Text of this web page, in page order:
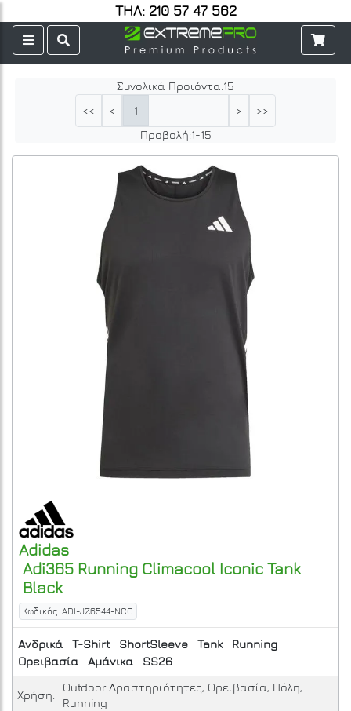
ΤΗΛ: 210 57 47 562
Συνολικά Προιόντα:15
<<
< 1 >
>>
Προβολή:1-15
Adidas
Adi365 Running Climacool Iconic Tank
Black
Κωδικός: ADI-JZ6544-NCC
Ανδρικά T-Shirt ShortSleeve Tank
Running
Ορειβασία
Αμάνικα SS26
Χρήση:
Outdoor Δραστηριότητες, Ορειβασία, Πόλη,
Running